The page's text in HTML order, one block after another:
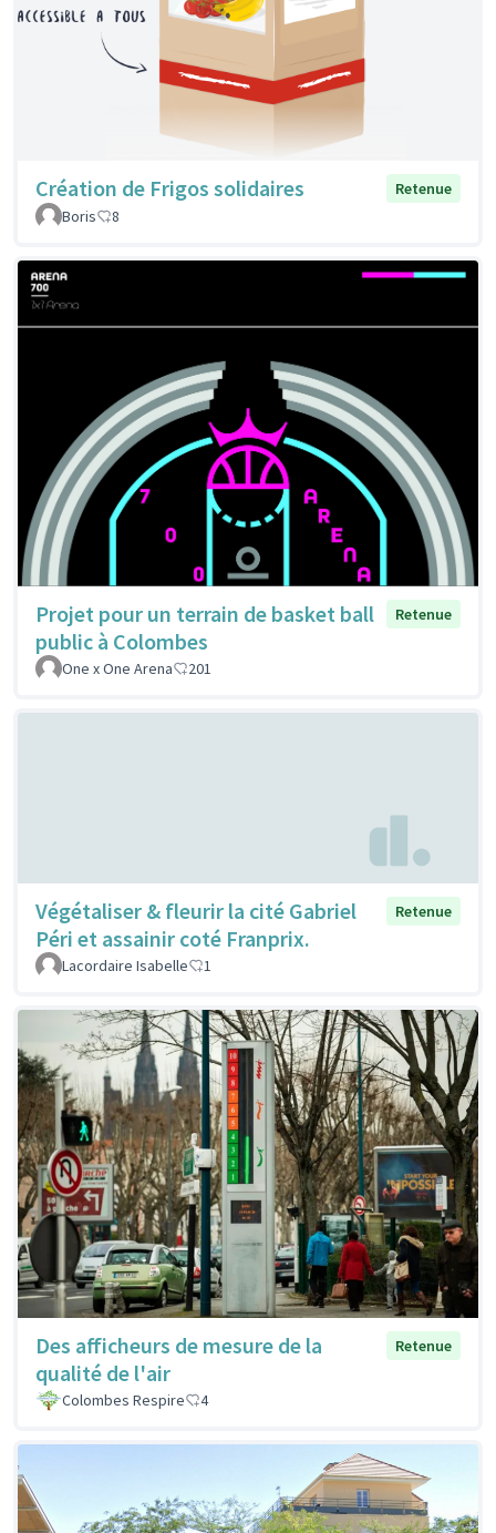
Création de Frigos solidaires
Retenue
Boris
8
Projet pour un terrain de basket ball
public à Colombes
Retenue
One x One Arena 201
Végétaliser & fleurir la cité Gabriel
Péri et assainir coté Franprix.
Retenue
Lacordaire Isabelle 1
Des afficheurs de mesure de la
qualité de l'air
Retenue
Colombes Respire 4